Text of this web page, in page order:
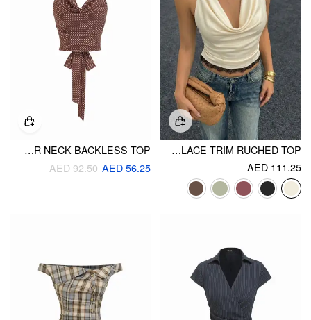
SATIN HALTER NECK LACE TRIM RUCHED TOP
AED 111.25
CHIFFON POLKA DOT HALTER NECK BACKLESS TOP
AED 56.25
AED 92.50